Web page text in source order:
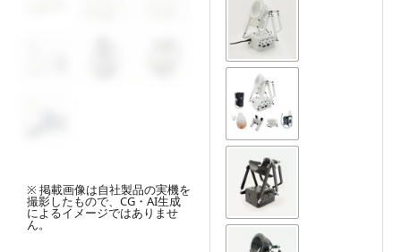
※ 掲載画像は自社製品の実機を
撮影したもので、CG・AI生成
によるイメージではありませ
ん。